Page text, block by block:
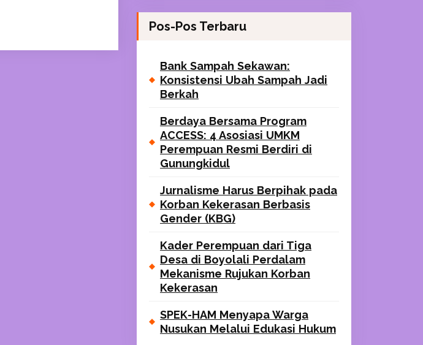
Pos-Pos Terbaru
Bank Sampah Sekawan:
Konsistensi Ubah Sampah Jadi
Berkah
Berdaya Bersama Program
ACCESS: 4 Asosiasi UMKM
Perempuan Resmi Berdiri di
Gunungkidul
Jurnalisme Harus Berpihak pada
Korban Kekerasan Berbasis
Gender (KBG)
Kader Perempuan dari Tiga
Desa di Boyolali Perdalam
Mekanisme Rujukan Korban
Kekerasan
SPEK-HAM Menyapa Warga
Nusukan Melalui Edukasi Hukum